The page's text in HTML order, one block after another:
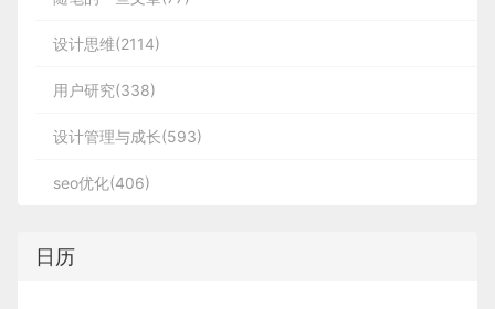
设计思维(2114)
用户研究(338)
设计管理与成长(593)
seo优化(406)
日历